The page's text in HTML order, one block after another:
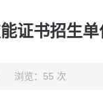
证书招生单
浏览：55 次